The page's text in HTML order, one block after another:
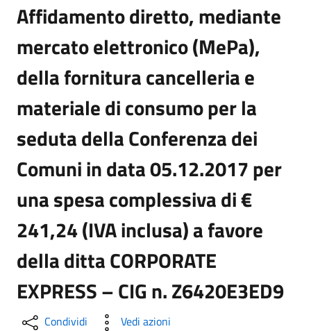
Affidamento diretto, mediante
mercato elettronico (MePa),
della fornitura cancelleria e
materiale di consumo per la
seduta della Conferenza dei
Comuni in data 05.12.2017 per
una spesa complessiva di €
241,24 (IVA inclusa) a favore
della ditta CORPORATE
EXPRESS – CIG n. Z6420E3ED9
Condividi Vedi azioni